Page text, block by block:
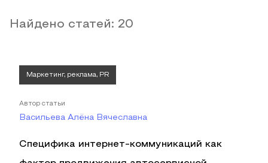
Найдено статей: 20
Маркетинг, реклама, PR
Автор статьи
Васильева Алёна Вячеславна
Специфика интернет-коммуникаций как